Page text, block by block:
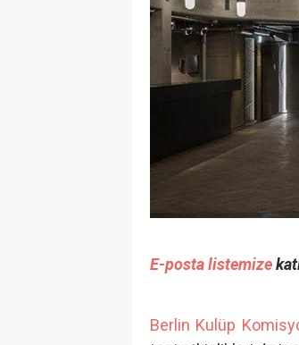
E-posta listemize
Berlin Kulüp